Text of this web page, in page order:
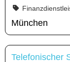
München
Telefonischer